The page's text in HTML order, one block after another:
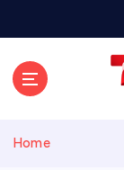
Home